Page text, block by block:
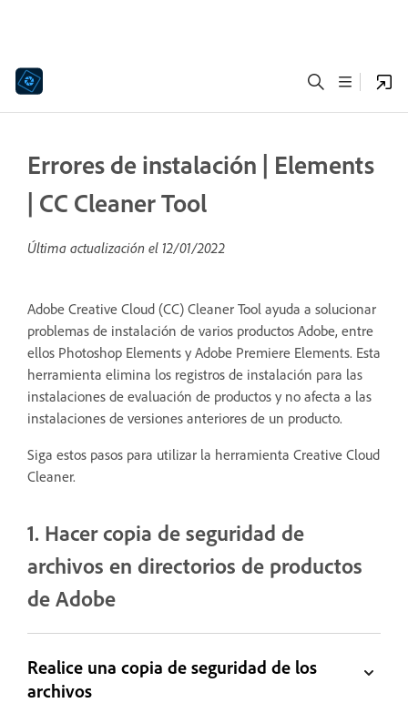
Errores de instalación | Elements
| CC Cleaner Tool
Última actualización el 12/01/2022
Adobe Creative Cloud (CC) Cleaner Tool ayuda a solucionar
problemas de instalación de varios productos Adobe, entre
ellos Photoshop Elements y Adobe Premiere Elements. Esta
herramienta elimina los registros de instalación para las
instalaciones de evaluación de productos y no afecta a las
instalaciones de versiones anteriores de un producto.
Siga estos pasos para utilizar la herramienta Creative Cloud
Cleaner.
1. Hacer copia de seguridad de
archivos en directorios de productos
de Adobe
Realice una copia de seguridad de los
archivos